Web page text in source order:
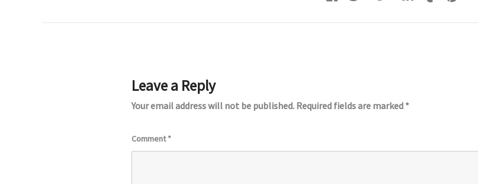
Leave a Reply
Your email address will not be published. Required fields are marked *
Comment*